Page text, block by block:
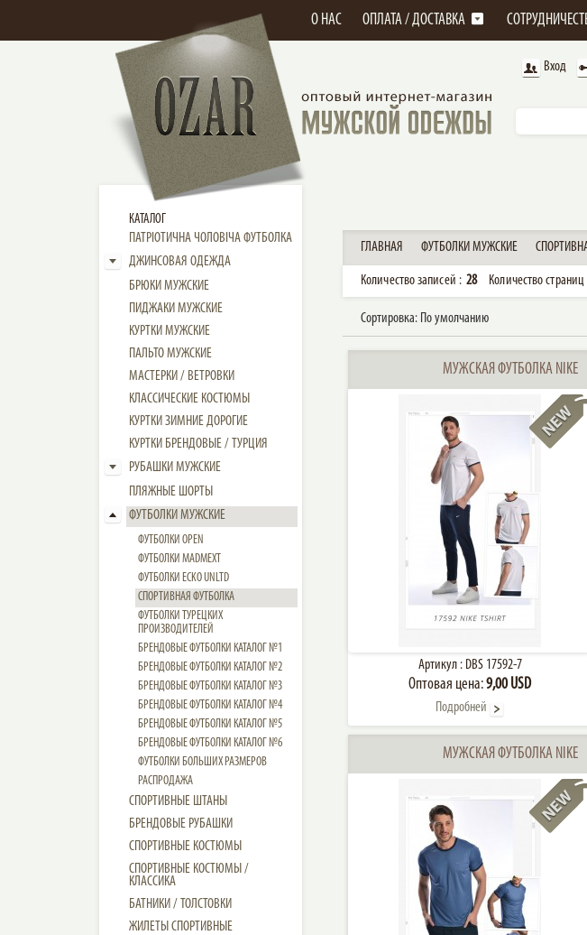
О НАС ОПЛАТА / ДОСТАВКА
Вход
КАТАЛОГ
ПАТРІОТИЧНА ЧОЛОВІЧА ФУТБОЛКА
ДЖИНСОВАЯ ОДЕЖДА
БРЮКИ МУЖСКИЕ
ПИДЖАКИ МУЖСКИЕ
КУРТКИ МУЖСКИЕ
ПАЛЬТО МУЖСКИЕ
МАСТЕРКИ / ВЕТРОВКИ
КЛАССИЧЕСКИЕ КОСТЮМЫ
КУРТКИ ЗИМНИЕ ДОРОГИЕ
КУРТКИ БРЕНДОВЫЕ / ТУРЦИЯ
РУБАШКИ МУЖСКИЕ
ПЛЯЖНЫЕ ШОРТЫ
ФУТБОЛКИ МУЖСКИЕ
ФУТБОЛКИ OPEN
ФУТБОЛКИ MADMEXT
ФУТБОЛКИ ECKO UNLTD
СПОРТИВНАЯ ФУТБОЛКА
ФУТБОЛКИ ТУРЕЦКИХ
ПРОИЗВОДИТЕЛЕЙ
БРЕНДОВЫЕ ФУТБОЛКИ КАТАЛОГ №1
БРЕНДОВЫЕ ФУТБОЛКИ КАТАЛОГ №2
БРЕНДОВЫЕ ФУТБОЛКИ КАТАЛОГ №3
БРЕНДОВЫЕ ФУТБОЛКИ КАТАЛОГ №4
БРЕНДОВЫЕ ФУТБОЛКИ КАТАЛОГ №5
БРЕНДОВЫЕ ФУТБОЛКИ КАТАЛОГ №6
ФУТБОЛКИ БОЛЬШИХ РАЗМЕРОВ
РАСПРОДАЖА
СПОРТИВНЫЕ ШТАНЫ
БРЕНДОВЫЕ РУБАШКИ
СПОРТИВНЫЕ КОСТЮМЫ
СПОРТИВНЫЕ КОСТЮМЫ /
КЛАССИКА
БАТНИКИ / ТОЛСТОВКИ
ЖИЛЕТЫ СПОРТИВНЫЕ
ГЛАВНАЯ ФУТБОЛКИ МУЖСКИЕ
Количество записей : 28 Количество страниц
Сортировка: По умолчанию
МУЖСКАЯ ФУТБОЛКА NIKE
Артикул : DBS 17592-7
Оптовая цена:9,00 USD
Подробней
МУЖСКАЯ ФУТБОЛКА NIKE